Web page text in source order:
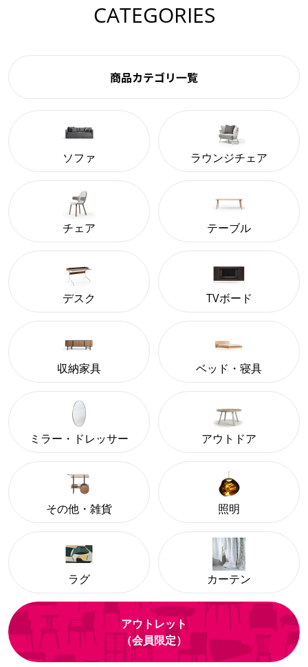
CATEGORIES
商品カテゴリ一覧
ソファ ラウンジチェア
チェア テーブル
デスク TVボード
収納家具 ベッド・寝具
ミラー・ドレッサー アウトドア
その他・雑貨 照明
ラグ カーテン
アウトレット
（会員限定）